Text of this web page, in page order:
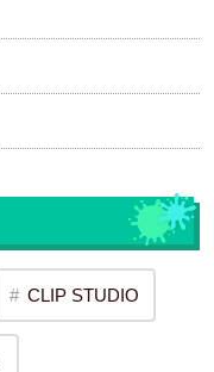
CLIP STUDIO